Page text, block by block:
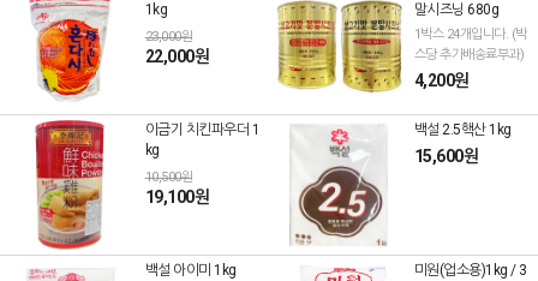
1kg
23,000원
22,000원
말시즈닝 680g
1박스 24개입니다. (박
스당 추가배송료부과)
4,200원
이금기 치킨파우더 1
kg
10,500원
19,100원
백설 2.5핵산 1kg
15,600원
백설 아이미 1kg
미원(업소용)1kg / 3